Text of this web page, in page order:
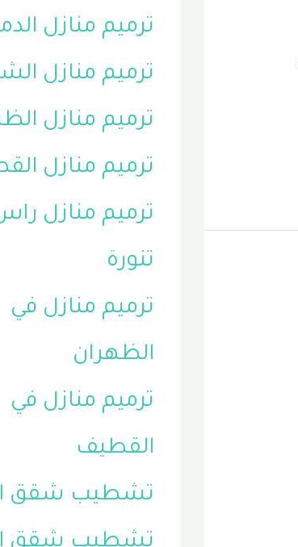
ترميم منازل
ترميم منازل
ترميم منازل
ترميم منازل
ترميم منازل
تنورة
ترميم منازل في
الظهران
ترميم منازل في
القطيف
تشطيب شقق